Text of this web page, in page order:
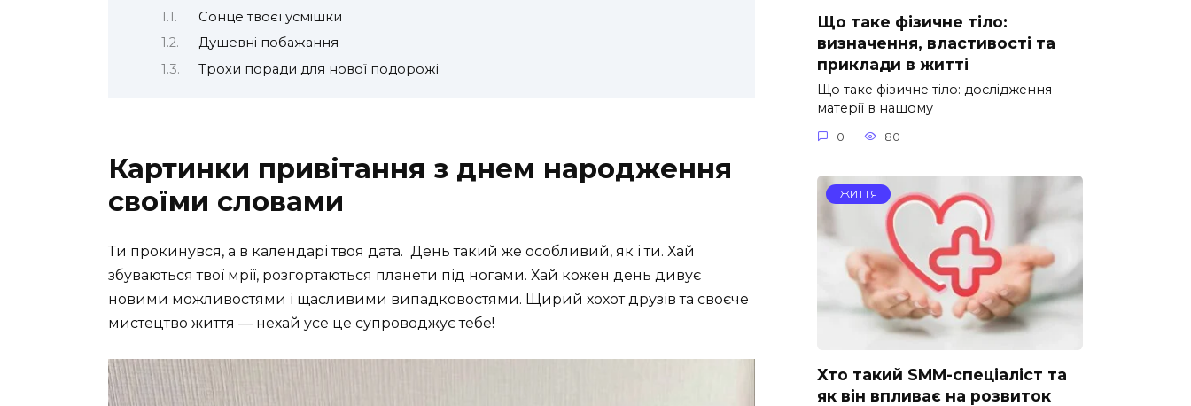
Сонце твоєї усмішки
Душевні побажання
Трохи поради для нової подорожі
Картинки привітання з днем народження
своїми словами
Ти прокинувся, а в календарі твоя дата. ️ День такий же особливий, як і ти. Хай
збуваються твої мрії, розгортаються планети під ногами. Хай кожен день дивує
новими можливостями і щасливими випадковостями. Щирий хохот друзів та своєче
мистецтво життя — нехай усе це супроводжує тебе!
Що таке фізичне тіло:
визначення, властивості та
приклади в житті
Що таке фізичне тіло: дослідження
матерії в нашому
0 80
ЖИТТЯ
Хто такий SMM-спеціаліст та
як він впливає на розвиток